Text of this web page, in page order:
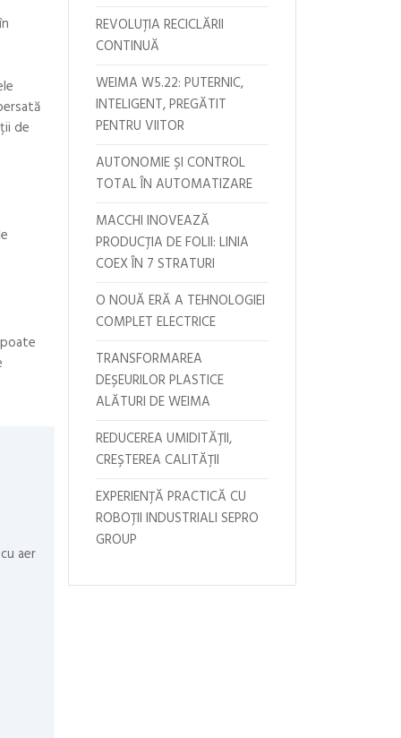
de
aer
REVOLUȚIA RECICLĂRII
CONTINUĂ
WEIMA W5.22: PUTERNIC,
INTELIGENT, PREGĂTIT
PENTRU VIITOR
AUTONOMIE ȘI CONTROL
TOTAL ÎN AUTOMATIZARE
MACCHI INOVEAZĂ
PRODUCȚIA DE FOLII: LINIA
COEX ÎN 7 STRATURI
O NOUĂ ERĂ A TEHNOLOGIEI
COMPLET ELECTRICE
TRANSFORMAREA
DEȘEURILOR PLASTICE
ALĂTURI DE WEIMA
REDUCEREA UMIDITĂȚII,
CREȘTEREA CALITĂȚII
EXPERIENȚĂ PRACTICĂ CU
ROBOȚII INDUSTRIALI SEPRO
GROUP